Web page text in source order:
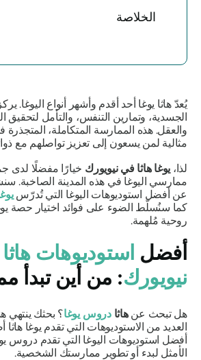
الخلاصة
يُعدّ هاثا يوغا أحد أقدم وأشهر أنواع اليوغا.
الجسدية، وتمارين التنفس، والتأمل لتحقيق
والعقل. هذه الممارسة المتكاملة، المتجذرة
مثالية لمن يسعون إلى تعزيز تواصلهم مع
لذا،يوغا هاثا في نيويوركخيارًا مفضلًا لدى
ممارسي اليوغا في هذه المدينة الصاخبة.
عن أفضل استوديوهات اليوغا التي تُدرّس
كما سنُسلّط الضوء على فوائد اختيار حصة يوغا
روحية مُلهمة.
أفضلاستوديوهات هاثا
نيويورك: من أين تبدأ
هل تبحث عنهاثادروس يوغا؟ بحثك ينتهي
العديد من الاستوديوهات التي تقدم يوغا هاثا
أفضل استوديوهات اليوغا التي تقدم دروس
الأمثل لبدء أو تطوير ممارستك الشخصية.